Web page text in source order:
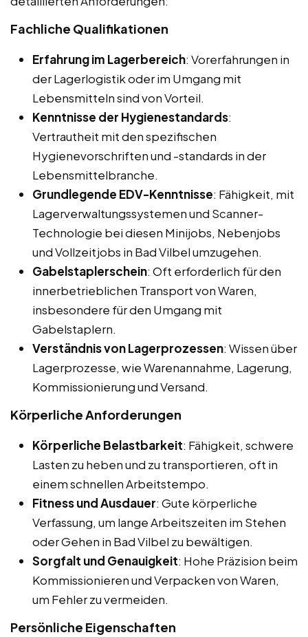
Fachliche Qualifikationen
Erfahrung im Lagerbereich: Vorerfahrungen in
der Lagerlogistik oder im Umgang mit
Lebensmitteln sind von Vorteil.
Kenntnisse der Hygienestandards:
Vertrautheit mit den spezifischen
Hygienevorschriften und -standards in der
Lebensmittelbranche.
Grundlegende EDV-Kenntnisse: Fähigkeit, mit
Lagerverwaltungssystemen und Scanner-
Technologie bei diesen Minijobs, Nebenjobs
und Vollzeitjobs in Bad Vilbel umzugehen.
Gabelstaplerschein: Oft erforderlich für den
innerbetrieblichen Transport von Waren,
insbesondere für den Umgang mit
Gabelstaplern.
Verständnis von Lagerprozessen: Wissen über
Lagerprozesse, wie Warenannahme, Lagerung,
Kommissionierung und Versand.
Körperliche Anforderungen
Körperliche Belastbarkeit: Fähigkeit, schwere
Lasten zu heben und zu transportieren, oft in
einem schnellen Arbeitstempo.
Fitness und Ausdauer: Gute körperliche
Verfassung, um lange Arbeitszeiten im Stehen
oder Gehen in Bad Vilbel zu bewältigen.
Sorgfalt und Genauigkeit: Hohe Präzision beim
Kommissionieren und Verpacken von Waren,
um Fehler zu vermeiden.
Persönliche Eigenschaften